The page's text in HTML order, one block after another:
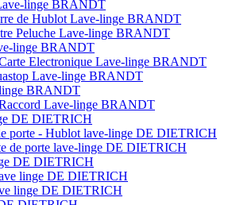
linge BRANDT
de Hublot Lave-linge BRANDT
Peluche Lave-linge BRANDT
linge BRANDT
Electronique Lave-linge BRANDT
Lave-linge BRANDT
BRANDT
Lave-linge BRANDT
DE DIETRICH
porte - Hublot lave-linge DE DIETRICH
de porte lave-linge DE DIETRICH
DE DIETRICH
linge DE DIETRICH
linge DE DIETRICH